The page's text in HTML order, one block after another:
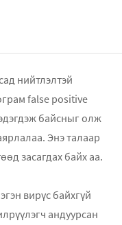
нийтлэлтэй
false positive
байсныг олж
Энэ талаар
засагдах байх аа.
вирүс байхгүй
андуурсан